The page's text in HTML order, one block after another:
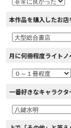
本作品を購入したお店
月に何冊程度ライトノ
一番好きなキャラクタ